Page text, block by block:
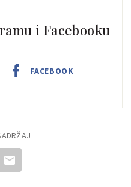
i Facebooku
FACEBOOK